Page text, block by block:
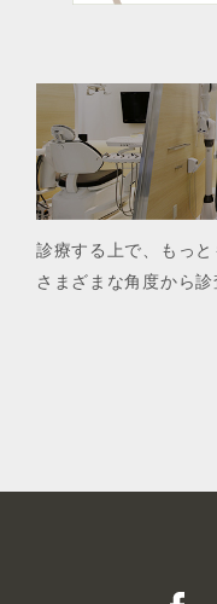
診療する上で、もっと
さまざまな角度から